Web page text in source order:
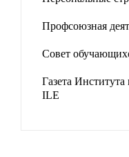
Профсоюзная
Совет
Газета
ILE